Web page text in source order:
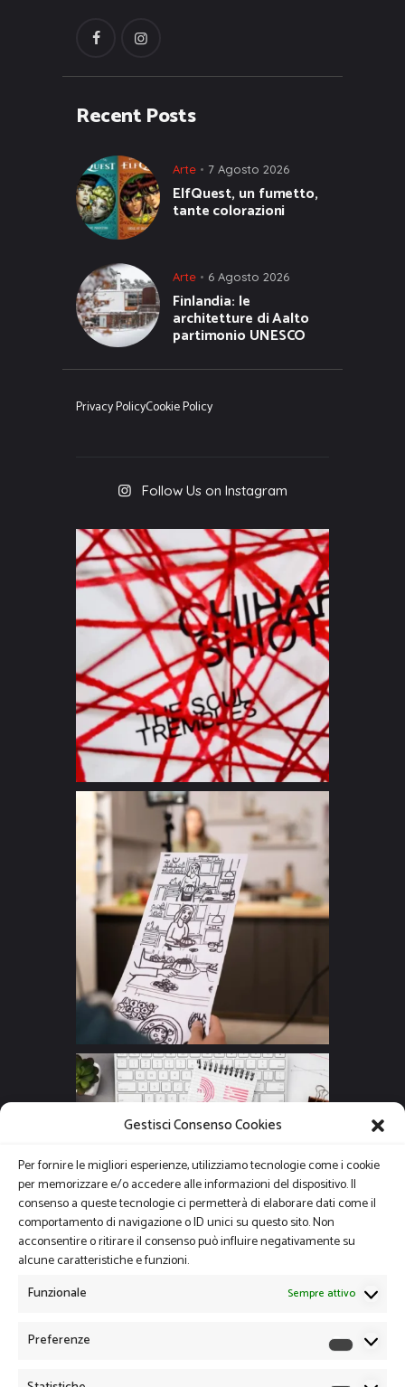
Gestisci Consenso Cookies
Per fornire le migliori esperienze, utilizziamo tecnologie come i cookie
per memorizzare e/o accedere alle informazioni del dispositivo. Il
consenso a queste tecnologie ci permetterà di elaborare dati come il
comportamento di navigazione o ID unici su questo sito. Non
acconsentire o ritirare il consenso può influire negativamente su
alcune caratteristiche e funzioni.
Funzionale
Sempre attivo
Preferenze
Recent Posts
Arte 7 Agosto 2026
ElfQuest, un fumetto,
tante colorazioni
Arte 6 Agosto 2026
Finlandia: le
architetture di Aalto
partimonio UNESCO
Privacy PolicyCookie Policy
Follow Us on Instagram